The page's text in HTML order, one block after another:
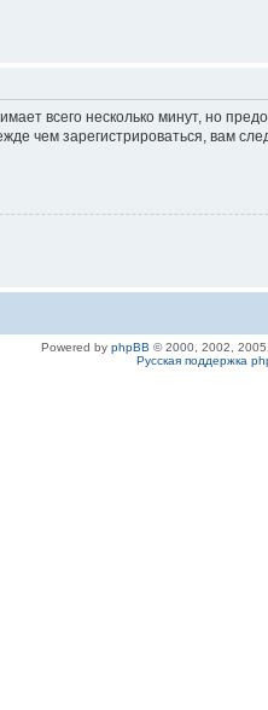
всего несколько минут, но
чем зарегистрироваться, вам
Powered by phpBB © 2000, 2002,
Русская поддержка